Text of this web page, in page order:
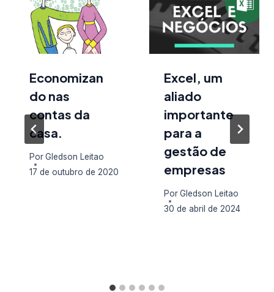
Economizan
do nas
contas da
casa.
PorGledson Leitao
17 de outubro de 2020
Excel, um
aliado
importante
para a
gestão de
empresas
PorGledson Leitao
30 de abril de 2024